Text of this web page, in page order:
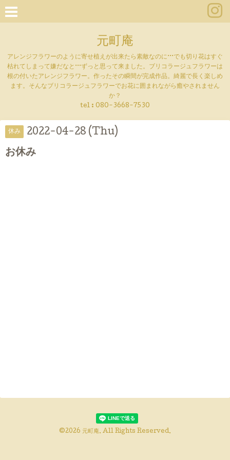
元町庵
アレンジフラワーのように寄せ植えが出来たら素敵なのに···でも切り花はすぐ
枯れてしまって嫌だなと···ずっと思って来ました。ブリコラージュフラワーは
根の付いたアレンジフラワー。作ったその瞬間が完成作品。綺麗で長く楽しめ
ます。そんなブリコラージュフラワーでお花に囲まれながら癒やされません
か？
tel : 080-3668-7530
休み 2022-04-28 (Thu)
お休み
©2026 元町庵. All Rights Reserved.